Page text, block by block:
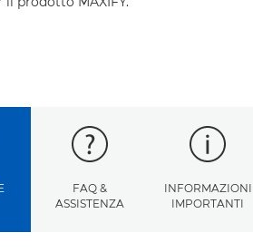
FAQ &
ASSISTENZA
INFORMAZIONI
IMPORTANTI